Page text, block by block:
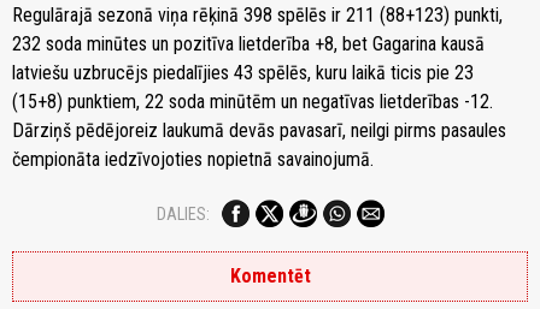
Regulārajā sezonā viņa rēķinā 398 spēlēs ir 211 (88+123) punkti,
232 soda minūtes un pozitīva lietderība +8, bet Gagarina kausā
latviešu uzbrucējs piedalījies 43 spēlēs, kuru laikā ticis pie 23
(15+8) punktiem, 22 soda minūtēm un negatīvas lietderības -12.
Dārziņš pēdējoreiz laukumā devās pavasarī, neilgi pirms pasaules
čempionāta iedzīvojoties nopietnā savainojumā.
DALIES:
Komentēt